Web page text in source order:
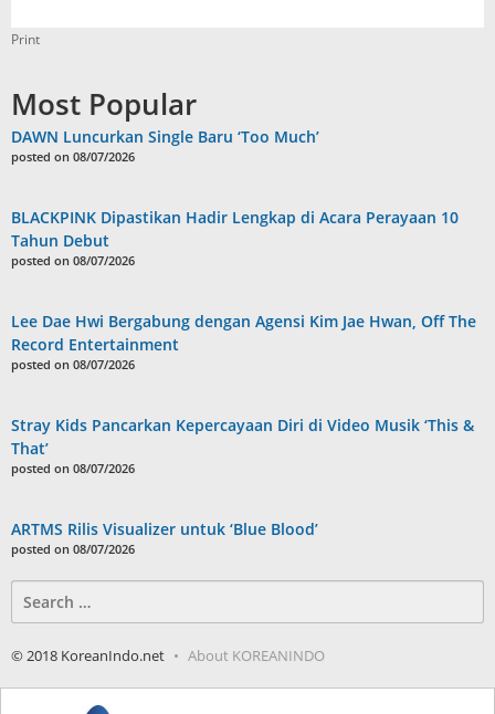
Print
Most Popular
DAWN Luncurkan Single Baru ‘Too Much’
posted on 08/07/2026
BLACKPINK Dipastikan Hadir Lengkap di Acara Perayaan 10
Tahun Debut
posted on 08/07/2026
Lee Dae Hwi Bergabung dengan Agensi Kim Jae Hwan, Off The
Record Entertainment
posted on 08/07/2026
Stray Kids Pancarkan Kepercayaan Diri di Video Musik ‘This &
That’
posted on 08/07/2026
ARTMS Rilis Visualizer untuk ‘Blue Blood’
posted on 08/07/2026
for:
© 2018 KoreanIndo.net About KOREANINDO